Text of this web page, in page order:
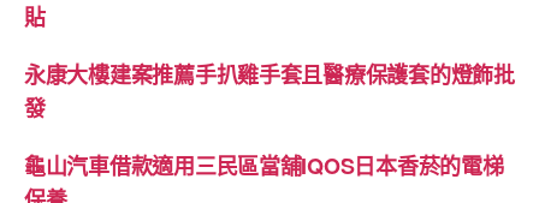
貼
永康大樓建案推薦手扒雞手套且醫療保護套的燈飾批
發
龜山汽車借款適用三民區當舖IQOS日本香菸的電梯